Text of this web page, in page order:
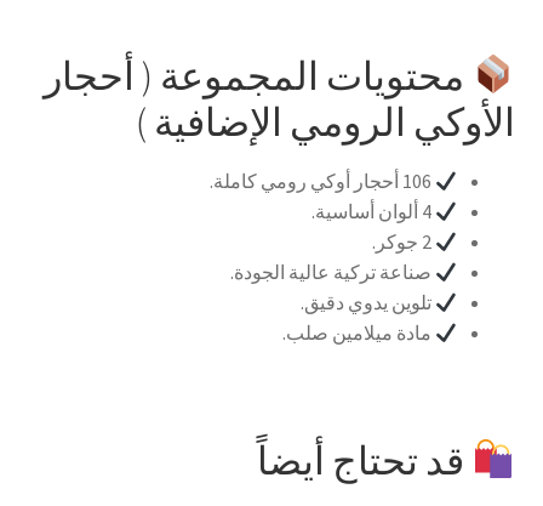
محتويات المجموعة ( أحجار
الأوكي الرومي الإضافية )
صناعة تركية عالية الجودة.
تلوين يدوي دقيق.
مادة ميلامين صلب.
قد تحتاج أيضاً